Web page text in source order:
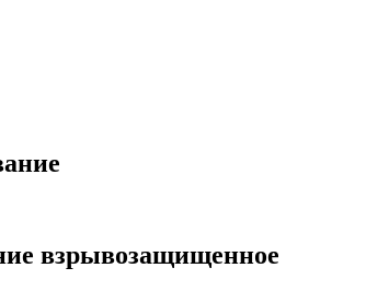
взрывозащищенное